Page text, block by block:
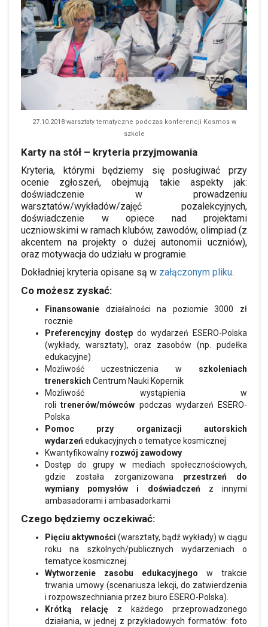
27.10.2018 warsztaty tematyczne podczas konferencji Kosmos w
szkole
Karty na stół – kryteria przyjmowania
Kryteria, którymi będziemy się posługiwać przy
ocenie zgłoszeń, obejmują takie aspekty jak:
doświadczenie w prowadzeniu
warsztatów/wykładów/zajęć pozalekcyjnych,
doświadczenie w opiece nad projektami
uczniowskimi w ramach klubów, zawodów, olimpiad (z
akcentem na projekty o dużej autonomii uczniów),
oraz motywacja do udziału w programie.
Dokładniej kryteria opisane są w załączonym pliku.
Co możesz zyskać:
Finansowanie działalności na poziomie 3000 zł
rocznie
Preferencyjny dostęp do wydarzeń ESERO-Polska
(wykłady, warsztaty), oraz zasobów (np. pudełka
edukacyjne)
Możliwość uczestniczenia w szkoleniach
trenerskich Centrum Nauki Kopernik
Możliwość wystąpienia w
roli trenerów/mówców podczas wydarzeń ESERO-
Polska
Pomoc przy organizacji autorskich
wydarzeńedukacyjnych o tematyce kosmicznej
Kwantyfikowalny rozwój zawodowy
Dostęp do grupy w mediach społecznościowych,
gdzie została zorganizowana przestrzeń do
wymiany pomysłów i doświadczeńz innymi
ambasadorami i ambasadorkami
Czego będziemy oczekiwać:
Pięciu aktywności (warsztaty, bądź wykłady) w ciągu
roku na szkolnych/publicznych wydarzeniach o
tematyce kosmicznej.
Wytworzenie zasobu edukacyjnego w trakcie
trwania umowy (scenariusza lekcji, do zatwierdzenia
i rozpowszechniania przez biuro ESERO-Polska).
Krótką relację z każdego przeprowadzonego
działania, w jednej z przykładowych formatów: foto